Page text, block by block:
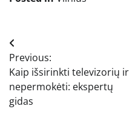
Navigacija
tarp
įrašų
Previous:
Kaip išsirinkti televizorių ir
nepermokėti: ekspertų
gidas